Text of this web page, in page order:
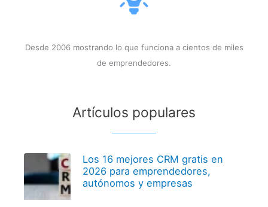
Desde 2006 mostrando lo que funciona a cientos de miles
de emprendedores.
Artículos populares
Los 16 mejores CRM gratis en
2026 para emprendedores,
autónomos y empresas